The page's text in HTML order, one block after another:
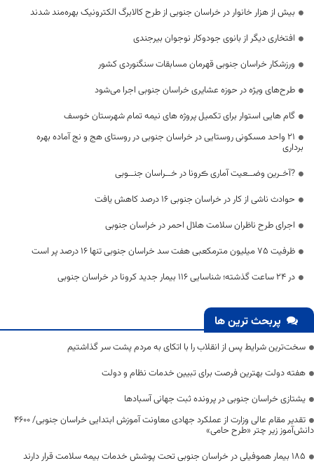
بیش از هزار خانوار در خراسان جنوبی از طرح کالابرگ الکترونیک بهره‌مند شدند
افتخاری دیگر از بانوی جودوکار نوجوان بیرجندی
ورزشکار خراسان جنوبی قهرمان مسابقات سنگنوردی کشور
طرح‌های ویژه در حوزه عشایری خراسان جنوبی اجرا می‌شود
گام هایی استوار برای تکمیل پروژه های نیمه تمام شهرستان خوسف
21 واحد مسکونی روستایی در خراسان جنوبی در روستای هج و نج آماده بهره
برداری
?آخـرین وضــعیت آماری ڪرونا در خــراسان جنــوبی
حوادث ناشی از کار در خراسان جنوبی ۱۶ درصد کاهش یافت
اجرای طرح ناظران سلامت هلال احمر در خراسان جنوبی
ظرفیت ۷۵ میلیون مترمکعبی هفت سد خراسان جنوبی تنها ۱۶ درصد پر است
در 24 ساعت گذشته؛ شناسایی 116 بیمار جدید کرونا در خراسان جنوبی
پربحث ترین ها
سخت‌ترین شرایط پس از انقلاب را با اتکای به مردم پشت سر گذاشتیم
هفته دولت بهترین فرصت برای تبیین خدمات نظام و دولت
یشتازی خراسان جنوبی در پرونده ثبت جهانی آسبادها
تقدیر مقام عالی وزارت از عملکرد جهادی معاونت آموزش ابتدایی خراسان جنوبی/ ۴۶۰۰
دانش‌آموز زیر چتر «طرح حامی»
۱۸۵ بیمار هموفیلی در خراسان جنوبی تحت پوشش خدمات بیمه سلامت قرار دارند